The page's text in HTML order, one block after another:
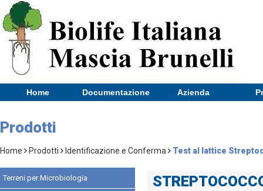
Home Documentazione Azienda
Prodotti
Home Prodotti Identificazione e Conferma Test al lattice
Terreni per Microbiologia